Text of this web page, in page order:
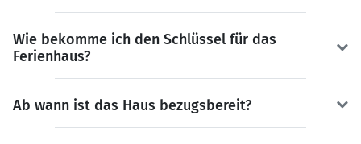
Wie bekomme ich den Schlüssel für das
Ferienhaus?
Ab wann ist das Haus bezugsbereit?